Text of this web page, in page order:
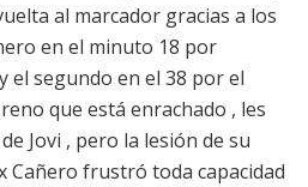
al marcador gracias a los
en el minuto 18 por
el segundo en el 38 por el
que está enrachado , les
Jovi , pero la lesión de su
Cañero frustró toda capacidad